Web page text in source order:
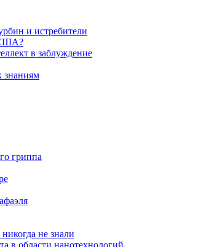
и истребители
США?
в заблуждение
знаниям
гриппа
не знали
в области нанотехнологий